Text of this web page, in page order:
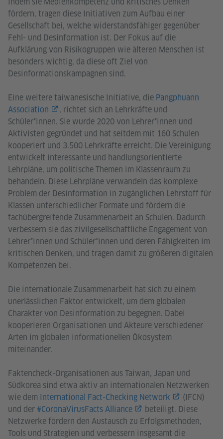
fördern, tragen diese Initiativen zum Aufbau einer
Gesellschaft bei, welche widerstandsfähiger gegenüber
Fehl- und Desinformation ist. Der Fokus auf die
Aufklärung von Risikogruppen wie älteren Menschen ist
besonders wichtig, da diese oft Ziel von
Desinformationskampagnen sind.
Eine weitere taiwanesische Initiative, die Pangphuann
Association
, richtet sich an Lehrkräfte und
Schüler*innen. Sie wurde 2020 von Lehrer*innen und
Aktivisten gegründet und hat seitdem mit 160 Schulen
kooperiert und 3.500 Lehrkräfte erreicht. Die Vereinigung
entwickelt interessante und handlungsorientierte
Lehrpläne, um politische Themen im Klassenraum zu
behandeln. Diese Lehrpläne verwandeln das komplexe
Problem der Desinformation in zugänglichen Lehrstoff für
Klassen unterschiedlicher Formate und fördern die
fachübergreifende Zusammenarbeit an Schulen. Dadurch
verbessern sie das zivilgesellschaftliche Engagement von
Lehrer*innen und Schüler*innen und deren Fähigkeiten im
kritischen Denken, und tragen damit zu größeren digitalen
Kompetenzen bei.
Die internationale Zusammenarbeit hat sich zu einem
unerlässlichen Faktor entwickelt, um dem globalen
Charakter von Desinformation zu begegnen. Dabei
kooperieren Organisationen und Akteure verschiedener
Arten im globalen informationellen Ökosystem
miteinander.
Faktencheck-Organisationen aus Taiwan, Japan und
Südkorea sind etwa aktiv an internationalen Netzwerken
wie dem International Fact-Checking Network
(IFCN)
und der #CoronaVirusFacts Alliance
beteiligt. Diese
Netzwerke fördern den Austausch zu Erfolgsmethoden,
Tools und Strategien und verbessern insgesamt die